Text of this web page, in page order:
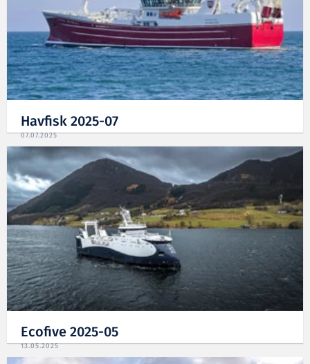
Havfisk 2025-07
07.07.2025
Ecofive 2025-05
13.05.2025